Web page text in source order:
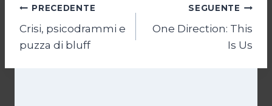
Navigazione
articoli
PRECEDENTE
Crisi, psicodrammi e
puzza di bluff
SEGUENTE
One Direction: This
Is Us